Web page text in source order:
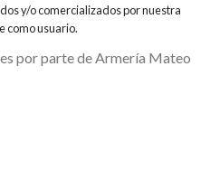
y/o comercializados por nuestra
como usuario.
por parte de Armería Mateo